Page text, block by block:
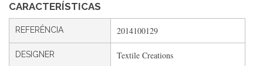
CARACTERÍSTICAS
REFERÊNCIA 2014100129
DESIGNER Textile Creations
Silvia André
Gostei ,Serviço bastante rápido. recomendo